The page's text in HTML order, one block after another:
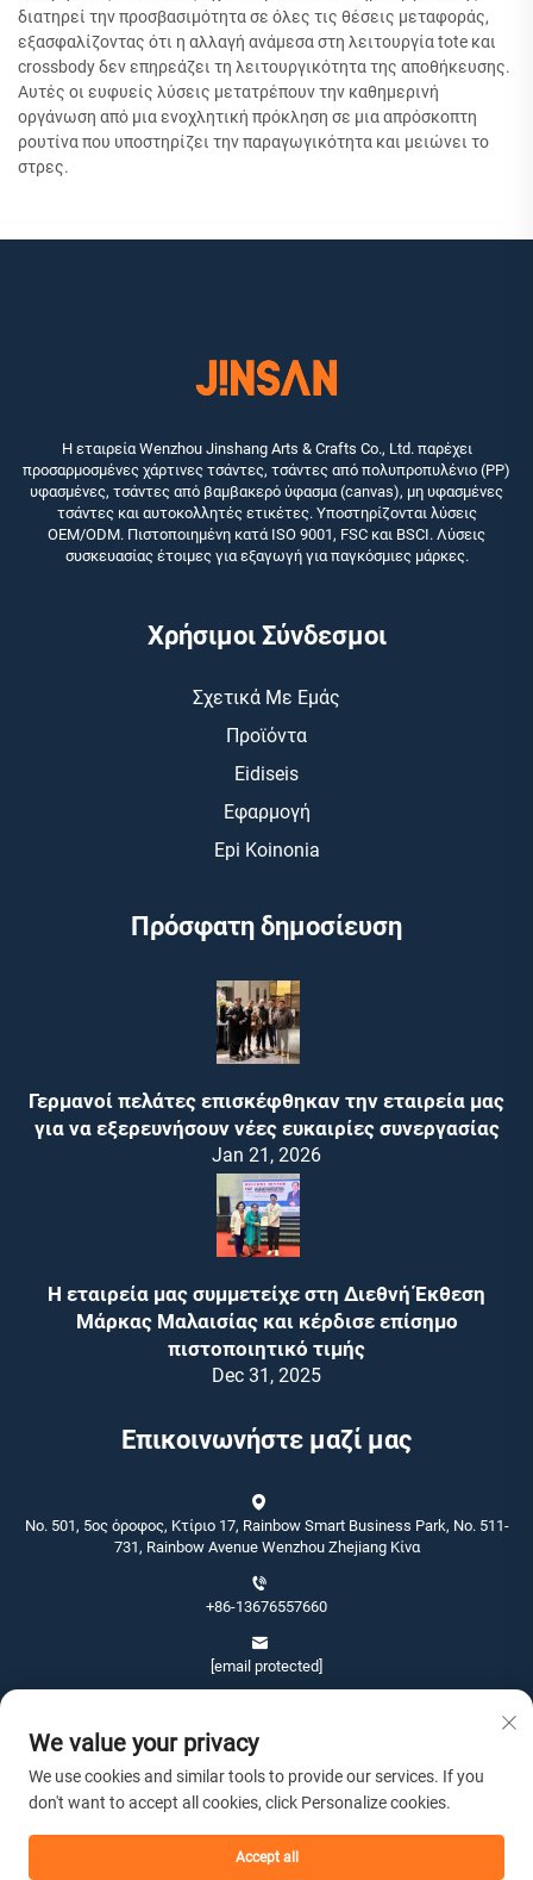
διατηρεί την προσβασιμότητα σε όλες τις θέσεις μεταφοράς,
εξασφαλίζοντας ότι η αλλαγή ανάμεσα στη λειτουργία tote και
crossbody δεν επηρεάζει τη λειτουργικότητα της αποθήκευσης.
Αυτές οι ευφυείς λύσεις μετατρέπουν την καθημερινή
οργάνωση από μια ενοχλητική πρόκληση σε μια απρόσκοπτη
ρουτίνα που υποστηρίζει την παραγωγικότητα και μειώνει το
στρες.
Η εταιρεία Wenzhou Jinshang Arts & Crafts Co., Ltd. παρέχει
προσαρμοσμένες χάρτινες τσάντες, τσάντες από πολυπροπυλένιο (PP)
υφασμένες, τσάντες από βαμβακερό ύφασμα (canvas), μη υφασμένες
τσάντες και αυτοκολλητές ετικέτες. Υποστηρίζονται λύσεις
OEM/ODM. Πιστοποιημένη κατά ISO 9001, FSC και BSCI. Λύσεις
συσκευασίας έτοιμες για εξαγωγή για παγκόσμιες μάρκες.
Χρήσιμοι Σύνδεσμοι
Σχετικά Με Εμάς
Προϊόντα
Eidiseis
Εφαρμογή
Epi Koinonia
Πρόσφατη δημοσίευση
Γερμανοί πελάτες επισκέφθηκαν την εταιρεία μας
για να εξερευνήσουν νέες ευκαιρίες συνεργασίας
Jan 21, 2026
Η εταιρεία μας συμμετείχε στη Διεθνή Έκθεση
Μάρκας Μαλαισίας και κέρδισε επίσημο
πιστοποιητικό τιμής
Dec 31, 2025
Επικοινωνήστε μαζί μας
No. 501, 5ος όροφος, Κτίριο 17, Rainbow Smart Business Park, No. 511-
731, Rainbow Avenue Wenzhou Zhejiang Κίνα
+86-13676557660
[email protected]
We value your privacy
We use cookies and similar tools to provide our services. If you
don't want to accept all cookies, click Personalize cookies.
Accept all